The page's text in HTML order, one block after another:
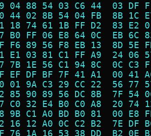
04 88 54 03 C6 44  03
44 02 8B 54 04 FB  8B
18 74 61 1B FF D2  83
B0 FF 06 E8 64 0C  EB
F6 89 56 F8 EB 13  8D
E1 03 81 C1 FF A9  24
7B 1E 56 C1 94 8C  0C
EF DF BF 7F 41 A1  00
01 9A C3 29 CC 22  56
85 90 89 56 DC 8B  7F
C0 32 E4 B0 C0 A8  20
9B C1 A0 BD B0 81  00
16 12 A0 0C C2 B2  7E
76 1A 16 53 38 DD  B2